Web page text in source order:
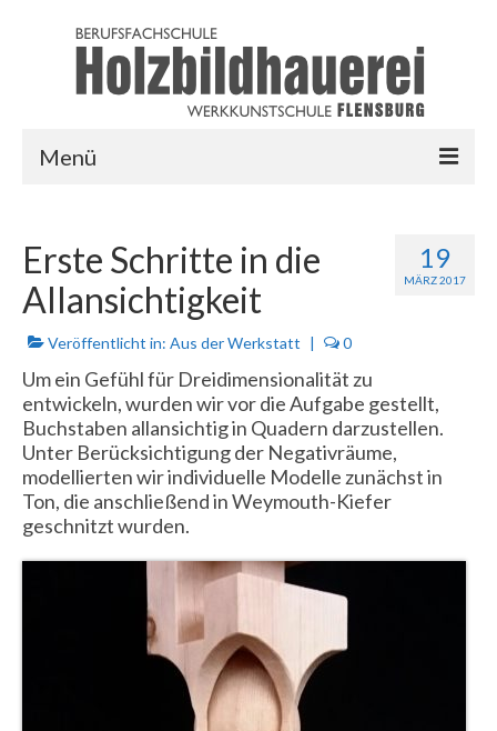
Menü
AUSBILDUNG
LINKS
LOGIN
19
MÄRZ 2017
Erste Schritte in die
Allansichtigkeit
Veröffentlicht in: Aus der Werkstatt | 0
Um ein Gefühl für Dreidimensionalität zu
entwickeln, wurden wir vor die Aufgabe gestellt,
Buchstaben allansichtig in Quadern darzustellen.
Unter Berücksichtigung der Negativräume,
modellierten wir individuelle Modelle zunächst in
Ton, die anschließend in Weymouth-Kiefer
geschnitzt wurden.